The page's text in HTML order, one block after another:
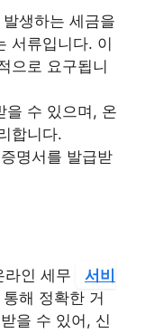
생하는 세금을
서류입니다. 이
으로 요구됩니
을 수 있으며, 온
합니다.
명서를 발급받
라인 세무
서비
해 정확한 거
을 수 있어, 신